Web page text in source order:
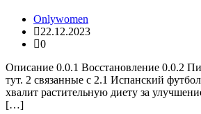
Onlywomen
22.12.2023
0
Описание 0.0.1 Восстановление 0.0.2
тут. 2 связанные с 2.1 Испанский
хвалит растительную диету за
[…]